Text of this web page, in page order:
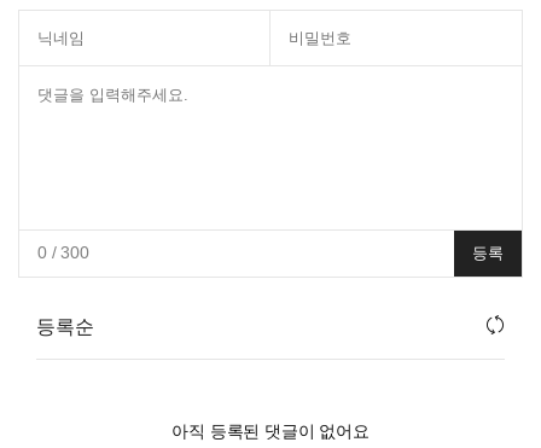
0/ 300 등록
등록순
아직 등록된 댓글이 없어요